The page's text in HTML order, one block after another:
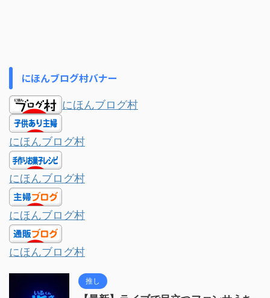
にほんブログ村バナー
にほんブログ村
にほんブログ村
にほんブログ村
にほんブログ村
にほんブログ村
推し